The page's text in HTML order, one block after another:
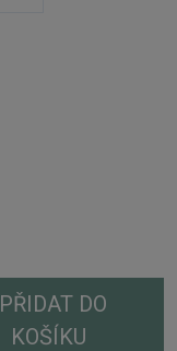
PŘIDAT DO
KOŠÍKU